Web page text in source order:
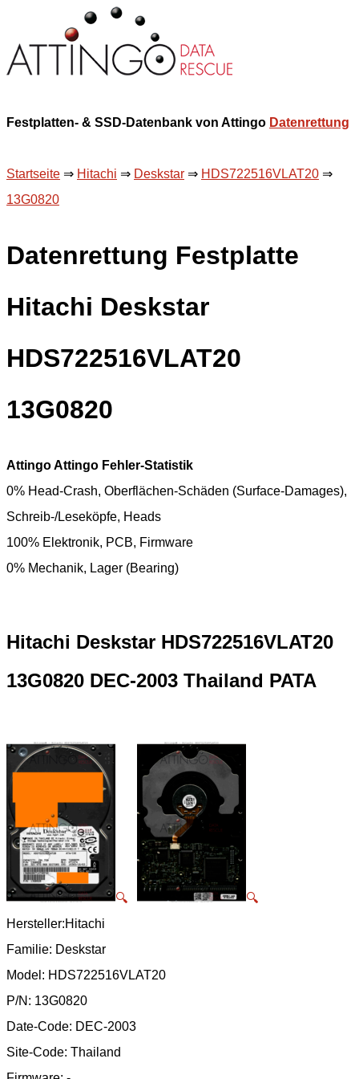
Festplatten- & SSD-Datenbank von Attingo Datenrettung
Startseite ⇒ Hitachi ⇒ Deskstar ⇒ HDS722516VLAT20 ⇒
13G0820
Datenrettung Festplatte
Hitachi Deskstar
HDS722516VLAT20
13G0820
Attingo Attingo Fehler-Statistik
0% Head-Crash, Oberflächen-Schäden (Surface-Damages),
Schreib-/Leseköpfe, Heads
100% Elektronik, PCB, Firmware
0% Mechanik, Lager (Bearing)
Hitachi Deskstar HDS722516VLAT20
13G0820 DEC-2003 Thailand PATA
🔍
🔍
Hersteller:Hitachi
Familie: Deskstar
Model: HDS722516VLAT20
P/N: 13G0820
Date-Code: DEC-2003
Site-Code: Thailand